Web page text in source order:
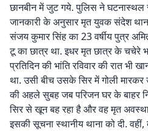
छानबीन में जुट गये. पुलिस ने घटनास्थल
जानकारी के अनुसार मृत युवक संदेश
संजय कुमार सिंह का 23 वर्षीय पुत्र
टू का छात्र था. इधर मृत छात्र के चचेरे
प्रतिदिन की भांति रविवार की रात भी
था. उसी बीच उसके सिर में गोली मारकर
की अहले सुबह जब परिजन घर के बाहर
सिर से खून बह रहा है और वह मृत
इसकी सूचना स्थानीय थाना को दी.